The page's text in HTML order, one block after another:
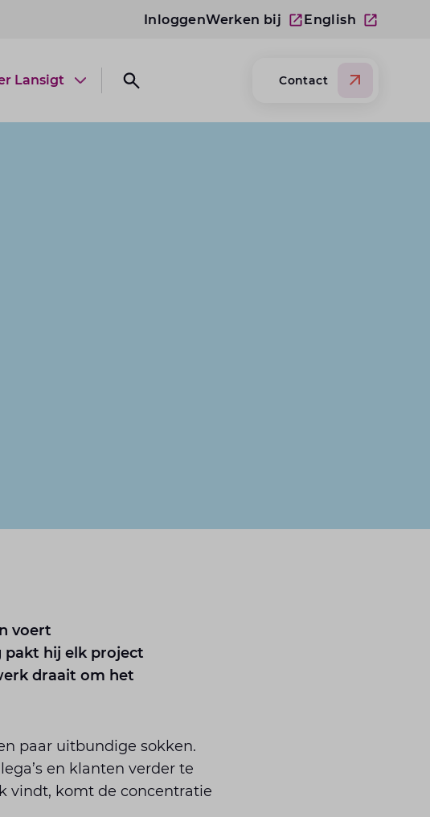
InloggenWerken bij English
Lansigt
Open submenu Over Lansigt
Open search website
Contact
voert
pakt hij elk project
draait om het
paar uitbundige sokken.
en klanten verder te
vindt, komt de concentratie